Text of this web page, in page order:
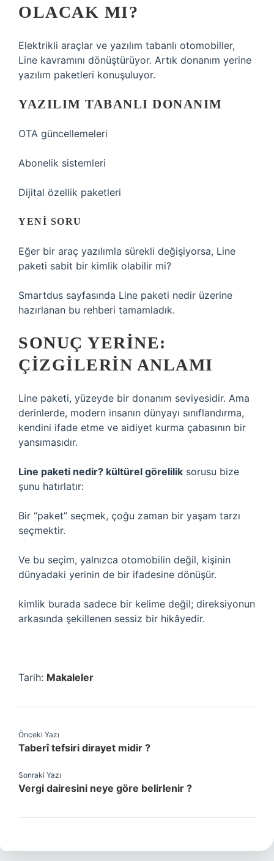
OLACAK MI?
Elektrikli araçlar ve yazılım tabanlı otomobiller,
Line kavramını dönüştürüyor. Artık donanım yerine
yazılım paketleri konuşuluyor.
YAZILIM TABANLI DONANIM
OTA güncellemeleri
Abonelik sistemleri
Dijital özellik paketleri
YENI SORU
Eğer bir araç yazılımla sürekli değişiyorsa, Line
paketi sabit bir kimlik olabilir mi?
Smartdus sayfasında Line paketi nedir üzerine
hazırlanan bu rehberi tamamladık.
SONUÇ YERINE:
ÇIZGILERIN ANLAMI
Line paketi, yüzeyde bir donanım seviyesidir. Ama
derinlerde, modern insanın dünyayı sınıflandırma,
kendini ifade etme ve aidiyet kurma çabasının bir
yansımasıdır.
Line paketi nedir? kültürel görelilik sorusu bize
şunu hatırlatır:
Bir “paket” seçmek, çoğu zaman bir yaşam tarzı
seçmektir.
Ve bu seçim, yalnızca otomobilin değil, kişinin
dünyadaki yerinin de bir ifadesine dönüşür.
kimlik burada sadece bir kelime değil; direksiyonun
arkasında şekillenen sessiz bir hikâyedir.
Tarih: Makaleler
Önceki Yazı
Taberî tefsiri dirayet midir ?
Sonraki Yazı
Vergi dairesini neye göre belirlenir ?